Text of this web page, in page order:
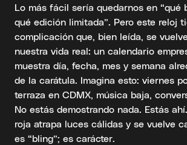
Lo más fácil sería quedarnos en “qué
qué edición limitada”. Pero este reloj
complicación que, bien leída, se
nuestra vida real: un calendario
muestra día, fecha, mes y semana
de la carátula. Imagina esto: viernes
terraza en CDMX, música baja,
No estás demostrando nada. Estás
roja atrapa luces cálidas y se vuelve
es “bling”; es carácter.